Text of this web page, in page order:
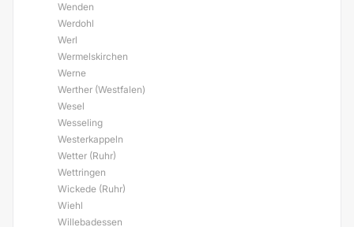
Wenden
Werdohl
Werl
Wermelskirchen
Werne
Werther (Westfalen)
Wesel
Wesseling
Westerkappeln
Wetter (Ruhr)
Wettringen
Wickede (Ruhr)
Wiehl
Willebadessen